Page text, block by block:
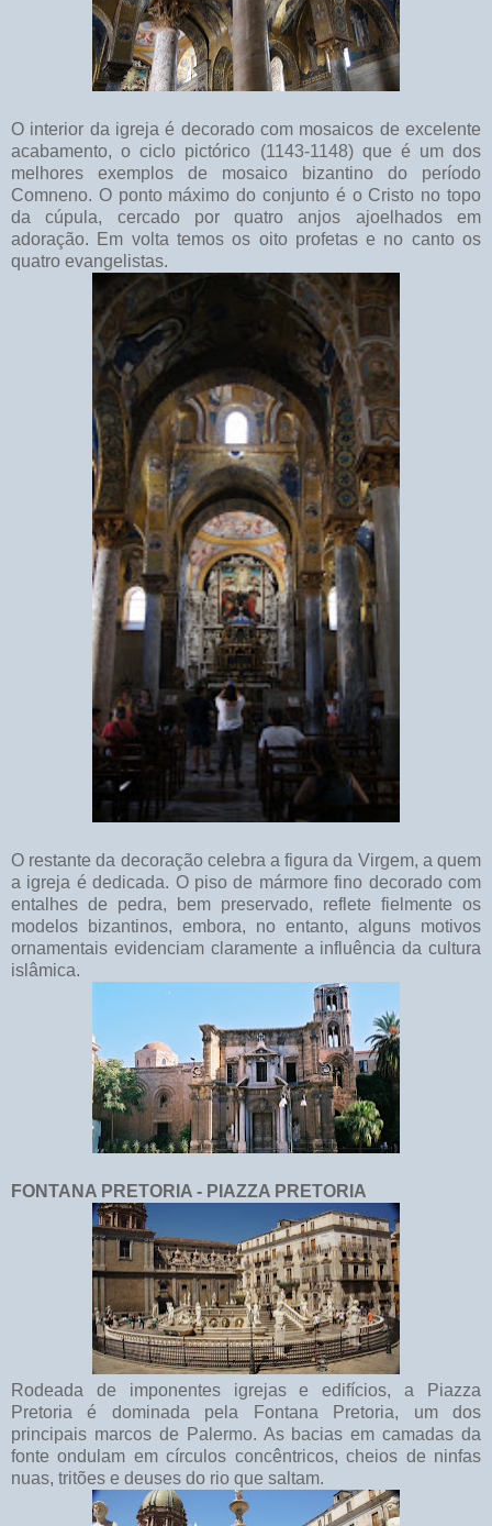
O interior da igreja é decorado com mosaicos de excelente
acabamento, o ciclo pictórico (1143-1148) que é um dos
melhores exemplos de mosaico bizantino do período
Comneno. O ponto máximo do conjunto é o Cristo no topo
da cúpula, cercado por quatro anjos ajoelhados em
adoração. Em volta temos os oito profetas e no canto os
quatro evangelistas.
O restante da decoração celebra a figura da Virgem, a quem
a igreja é dedicada. O piso de mármore fino decorado com
entalhes de pedra, bem preservado, reflete fielmente os
modelos bizantinos, embora, no entanto, alguns motivos
ornamentais evidenciam claramente a influência da cultura
islâmica.
FONTANA PRETORIA - PIAZZA PRETORIA
Rodeada de imponentes igrejas e edifícios, a Piazza
Pretoria é dominada pela Fontana Pretoria, um dos
principais marcos de Palermo. As bacias em camadas da
fonte ondulam em círculos concêntricos, cheios de ninfas
nuas, tritões e deuses do rio que saltam.